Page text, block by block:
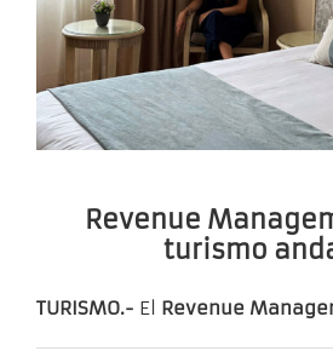
Revenue
turismo
TURISMO.- El Revenue